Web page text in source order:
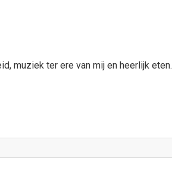
muziek ter ere van mij en heerlijk eten.